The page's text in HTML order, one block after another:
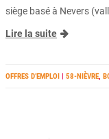
siège basé à Nevers
Lire la suite
OFFRES D’EMPLOI | 58-NIÈVRE,